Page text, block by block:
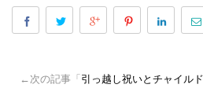
←次の記事「引っ越し祝いとチャイル